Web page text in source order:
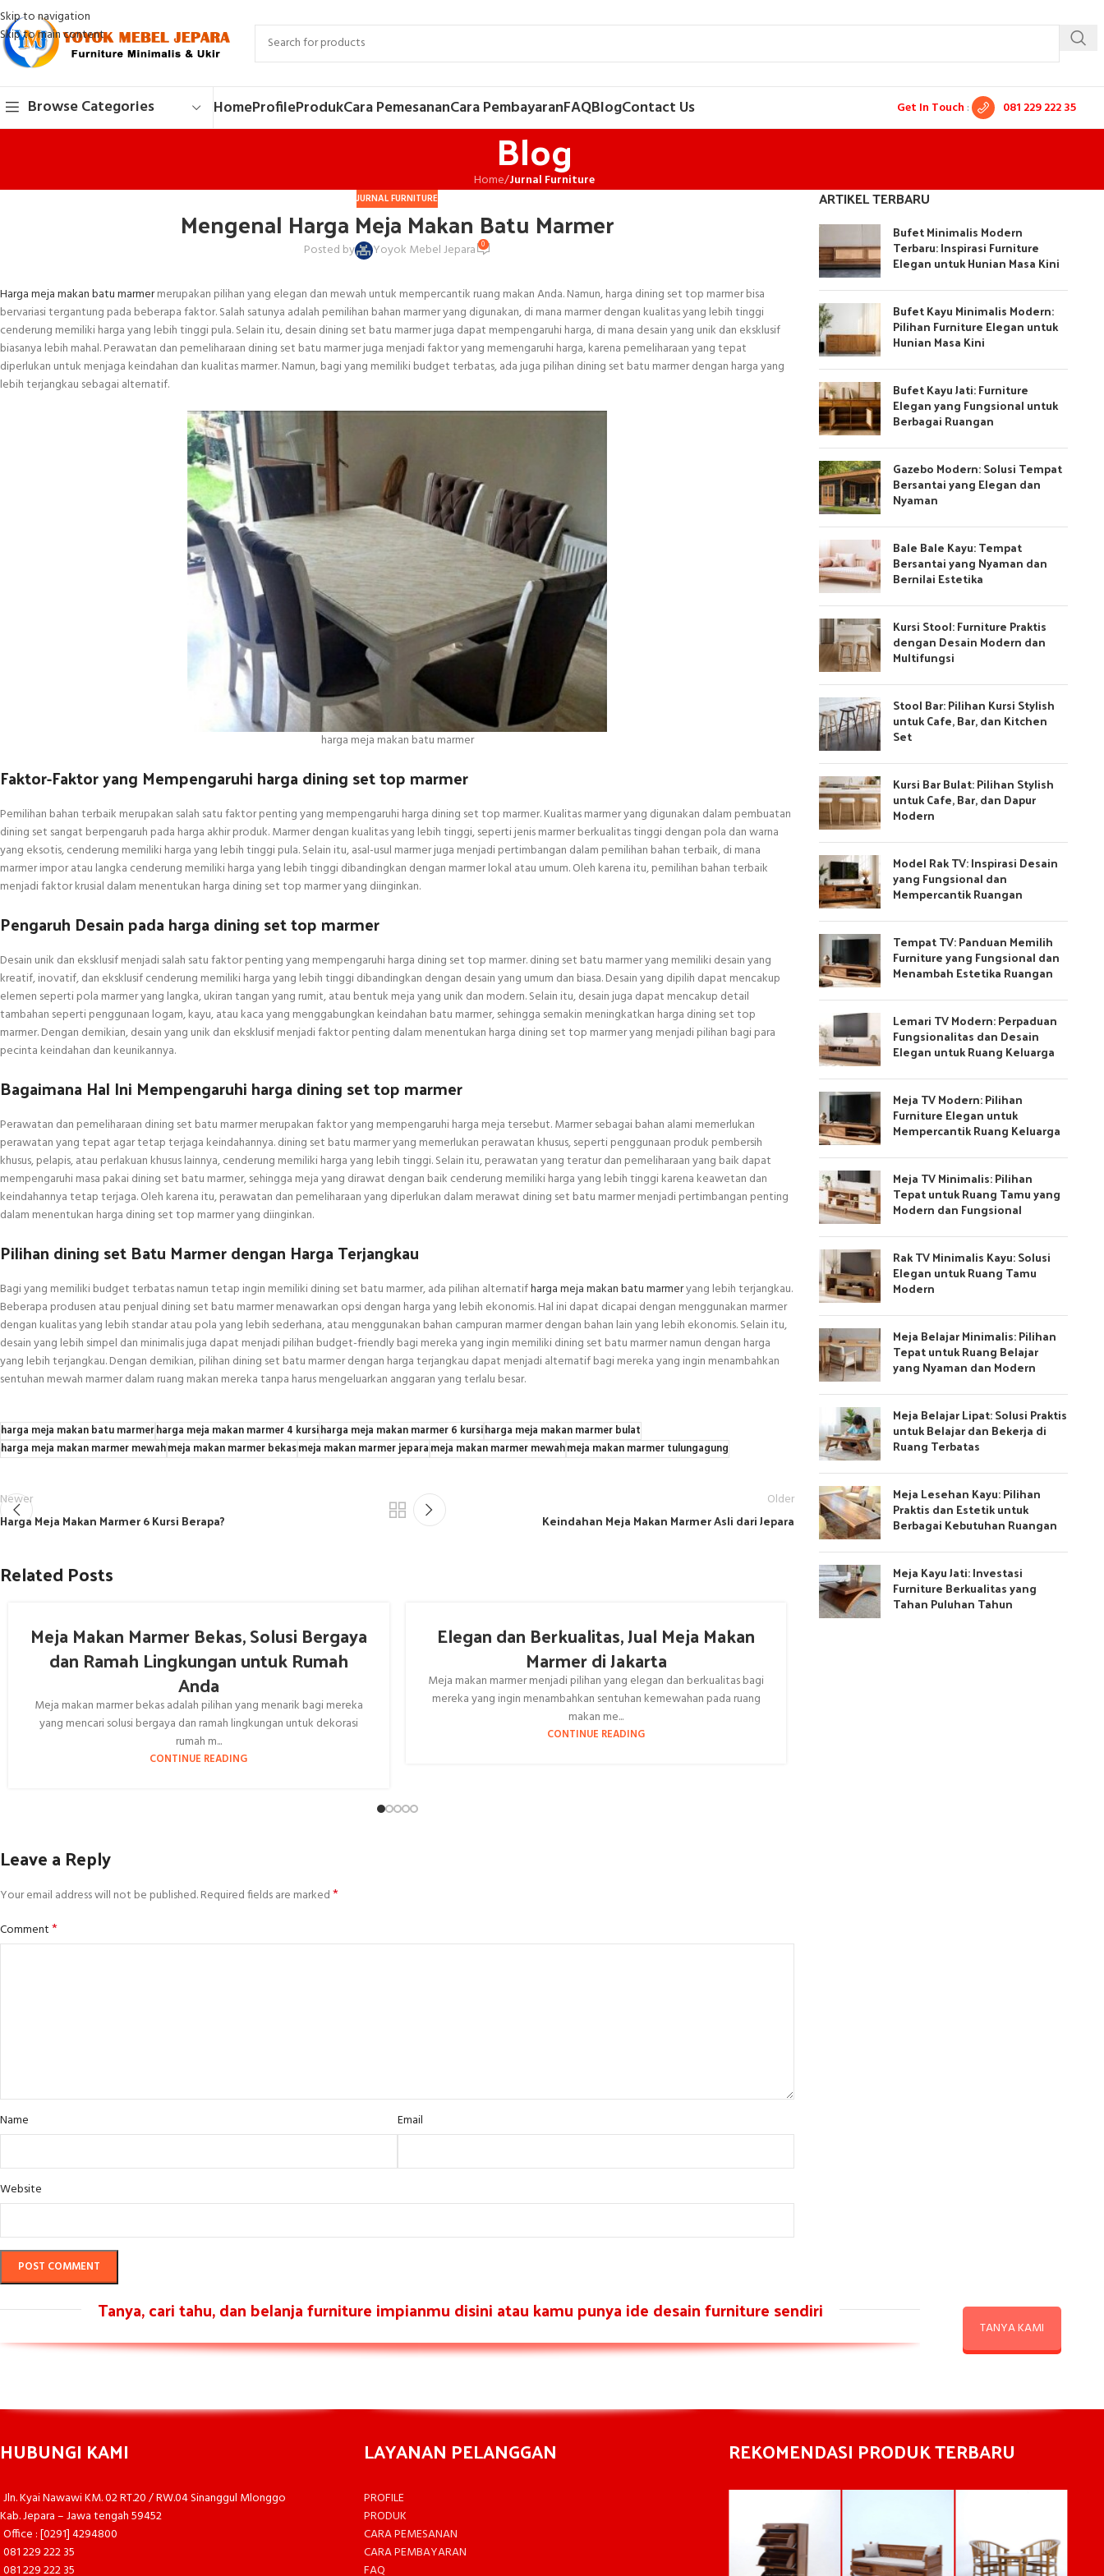
Skip to navigation
Skip to main content
Browse Categories HomeProfileProdukCara PemesananCara PembayaranFAQBlogContact Us Get In Touch : 081 229 222 35
Blog
Home/Jurnal Furniture
JURNAL FURNITURE
Mengenal Harga Meja Makan Batu Marmer
Posted by Yoyok Mebel Jepara 0
Harga meja makan batu marmermerupakan pilihan yang elegan dan mewah untuk mempercantik ruang makan Anda. Namun, harga dining set top marmer bisa
bervariasi tergantung pada beberapa faktor. Salah satunya adalah pemilihan bahan marmer yang digunakan, di mana marmer dengan kualitas yang lebih tinggi
cenderung memiliki harga yang lebih tinggi pula. Selain itu, desain dining set batu marmer juga dapat mempengaruhi harga, di mana desain yang unik dan eksklusif
biasanya lebih mahal. Perawatan dan pemeliharaan dining set batu marmer juga menjadi faktor yang memengaruhi harga, karena pemeliharaan yang tepat
diperlukan untuk menjaga keindahan dan kualitas marmer. Namun, bagi yang memiliki budget terbatas, ada juga pilihan dining set batu marmer dengan harga yang
lebih terjangkau sebagai alternatif.
harga meja makan batu marmer
Faktor-Faktor yang Mempengaruhi harga dining set top marmer
Pemilihan bahan terbaik merupakan salah satu faktor penting yang mempengaruhi harga dining set top marmer. Kualitas marmer yang digunakan dalam pembuatan
dining set sangat berpengaruh pada harga akhir produk. Marmer dengan kualitas yang lebih tinggi, seperti jenis marmer berkualitas tinggi dengan pola dan warna
yang eksotis, cenderung memiliki harga yang lebih tinggi pula. Selain itu, asal-usul marmer juga menjadi pertimbangan dalam pemilihan bahan terbaik, di mana
marmer impor atau langka cenderung memiliki harga yang lebih tinggi dibandingkan dengan marmer lokal atau umum. Oleh karena itu, pemilihan bahan terbaik
menjadi faktor krusial dalam menentukan harga dining set top marmer yang diinginkan.
Pengaruh Desain pada harga dining set top marmer
Desain unik dan eksklusif menjadi salah satu faktor penting yang mempengaruhi harga dining set top marmer. dining set batu marmer yang memiliki desain yang
kreatif, inovatif, dan eksklusif cenderung memiliki harga yang lebih tinggi dibandingkan dengan desain yang umum dan biasa. Desain yang dipilih dapat mencakup
elemen seperti pola marmer yang langka, ukiran tangan yang rumit, atau bentuk meja yang unik dan modern. Selain itu, desain juga dapat mencakup detail
tambahan seperti penggunaan logam, kayu, atau kaca yang menggabungkan keindahan batu marmer, sehingga semakin meningkatkan harga dining set top
marmer. Dengan demikian, desain yang unik dan eksklusif menjadi faktor penting dalam menentukan harga dining set top marmer yang menjadi pilihan bagi para
pecinta keindahan dan keunikannya.
Bagaimana Hal Ini Mempengaruhi harga dining set top marmer
Perawatan dan pemeliharaan dining set batu marmer merupakan faktor yang mempengaruhi harga meja tersebut. Marmer sebagai bahan alami memerlukan
perawatan yang tepat agar tetap terjaga keindahannya. dining set batu marmer yang memerlukan perawatan khusus, seperti penggunaan produk pembersih
khusus, pelapis, atau perlakuan khusus lainnya, cenderung memiliki harga yang lebih tinggi. Selain itu, perawatan yang teratur dan pemeliharaan yang baik dapat
mempengaruhi masa pakai dining set batu marmer, sehingga meja yang dirawat dengan baik cenderung memiliki harga yang lebih tinggi karena keawetan dan
keindahannya tetap terjaga. Oleh karena itu, perawatan dan pemeliharaan yang diperlukan dalam merawat dining set batu marmer menjadi pertimbangan penting
dalam menentukan harga dining set top marmer yang diinginkan.
Pilihan dining set Batu Marmer dengan Harga Terjangkau
Bagi yang memiliki budget terbatas namun tetap ingin memiliki dining set batu marmer, ada pilihan alternatifharga meja makan batu marmeryang lebih terjangkau.
Beberapa produsen atau penjual dining set batu marmer menawarkan opsi dengan harga yang lebih ekonomis. Hal ini dapat dicapai dengan menggunakan marmer
dengan kualitas yang lebih standar atau pola yang lebih sederhana, atau menggunakan bahan campuran marmer dengan bahan lain yang lebih ekonomis. Selain itu,
desain yang lebih simpel dan minimalis juga dapat menjadi pilihan budget-friendly bagi mereka yang ingin memiliki dining set batu marmer namun dengan harga
yang lebih terjangkau. Dengan demikian, pilihan dining set batu marmer dengan harga terjangkau dapat menjadi alternatif bagi mereka yang ingin menambahkan
sentuhan mewah marmer dalam ruang makan mereka tanpa harus mengeluarkan anggaran yang terlalu besar.
harga meja makan batu marmerharga meja makan marmer 4 kursiharga meja makan marmer 6 kursiharga meja makan marmer bulat
harga meja makan marmer mewahmeja makan marmer bekasmeja makan marmer jeparameja makan marmer mewahmeja makan marmer tulungagung
Newer
Harga Meja Makan Marmer 6 Kursi Berapa?
Older
Keindahan Meja Makan Marmer Asli dari Jepara
Related Posts
Meja Makan Marmer Bekas, Solusi Bergaya
dan Ramah Lingkungan untuk Rumah
Anda
Meja makan marmer bekas adalah pilihan yang menarik bagi mereka
yang mencari solusi bergaya dan ramah lingkungan untuk dekorasi
rumah m...
CONTINUE READING
Elegan dan Berkualitas, Jual Meja Makan
Marmer di Jakarta
Meja makan marmer menjadi pilihan yang elegan dan berkualitas bagi
mereka yang ingin menambahkan sentuhan kemewahan pada ruang
makan me...
CONTINUE READING
Leave a Reply
Your email address will not be published.Required fields are marked*
Comment*
Name Email
Website
ARTIKEL TERBARU
Bufet Minimalis Modern
Terbaru: Inspirasi Furniture
Elegan untuk Hunian Masa Kini
Bufet Kayu Minimalis Modern:
Pilihan Furniture Elegan untuk
Hunian Masa Kini
Bufet Kayu Jati: Furniture
Elegan yang Fungsional untuk
Berbagai Ruangan
Gazebo Modern: Solusi Tempat
Bersantai yang Elegan dan
Nyaman
Bale Bale Kayu: Tempat
Bersantai yang Nyaman dan
Bernilai Estetika
Kursi Stool: Furniture Praktis
dengan Desain Modern dan
Multifungsi
Stool Bar: Pilihan Kursi Stylish
untuk Cafe, Bar, dan Kitchen
Set
Kursi Bar Bulat: Pilihan Stylish
untuk Cafe, Bar, dan Dapur
Modern
Model Rak TV: Inspirasi Desain
yang Fungsional dan
Mempercantik Ruangan
Tempat TV: Panduan Memilih
Furniture yang Fungsional dan
Menambah Estetika Ruangan
Lemari TV Modern: Perpaduan
Fungsionalitas dan Desain
Elegan untuk Ruang Keluarga
Meja TV Modern: Pilihan
Furniture Elegan untuk
Mempercantik Ruang Keluarga
Meja TV Minimalis: Pilihan
Tepat untuk Ruang Tamu yang
Modern dan Fungsional
Rak TV Minimalis Kayu: Solusi
Elegan untuk Ruang Tamu
Modern
Meja Belajar Minimalis: Pilihan
Tepat untuk Ruang Belajar
yang Nyaman dan Modern
Meja Belajar Lipat: Solusi Praktis
untuk Belajar dan Bekerja di
Ruang Terbatas
Meja Lesehan Kayu: Pilihan
Praktis dan Estetik untuk
Berbagai Kebutuhan Ruangan
Meja Kayu Jati: Investasi
Furniture Berkualitas yang
Tahan Puluhan Tahun
Tanya, cari tahu, dan belanja furniture impianmu disini atau kamu punya ide desain furniture sendiri
TANYA KAMI
HUBUNGI KAMI
Jln. Kyai Nawawi KM. 02 RT.20 / RW.04 Sinanggul Mlonggo
Kab. Jepara – Jawa tengah 59452
Office : [0291] 4294800
081 229 222 35
081 229 222 35
LAYANAN PELANGGAN
PROFILE
PRODUK
CARA PEMESANAN
CARA PEMBAYARAN
FAQ
REKOMENDASI PRODUK TERBARU